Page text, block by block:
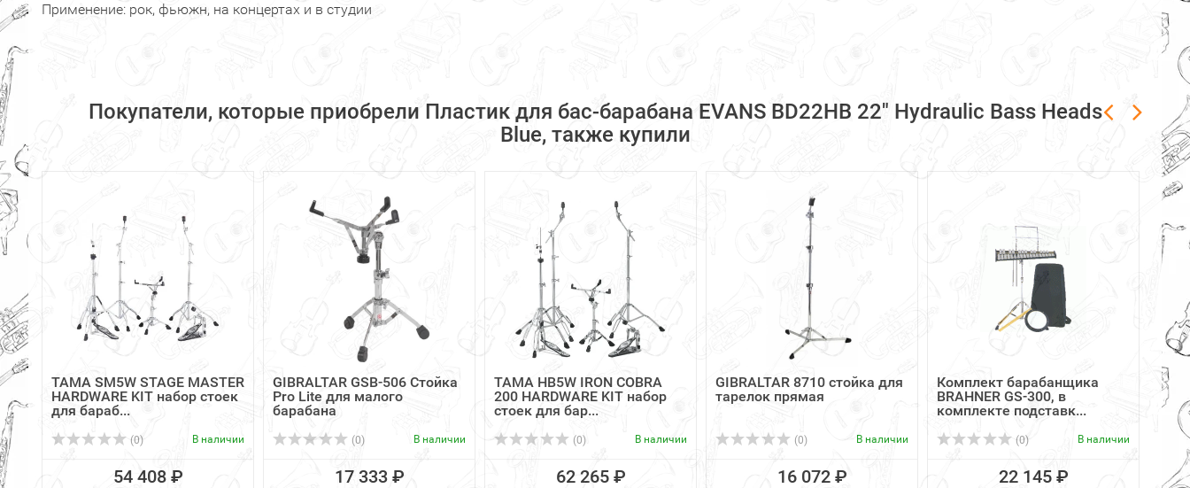
Применение: рок, фьюжн, на концертах и в студии
Покупатели, которые приобрели Пластик для бас-барабана EVANS BD22HB 22" Hydraulic Bass Heads
Blue, также купили
TAMA SM5W STAGE MASTER
HARDWARE KIT набор стоек
для бараб...
(0) В наличии
54 408 ₽
GIBRALTAR GSB-506 Стойка
Pro Lite для малого
барабана
(0) В наличии
17 333 ₽
TAMA HB5W IRON COBRA
200 HARDWARE KIT набор
стоек для бар...
(0) В наличии
62 265 ₽
GIBRALTAR 8710 стойка для
тарелок прямая
(0) В наличии
16 072 ₽
Комплект барабанщика
BRAHNER GS-300, в
комплекте подставк...
(0) В наличии
22 145 ₽
хай-